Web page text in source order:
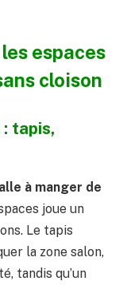
espaces
cloison
tapis,
à manger de
joue un
Le tapis
la zone salon,
tandis qu’un